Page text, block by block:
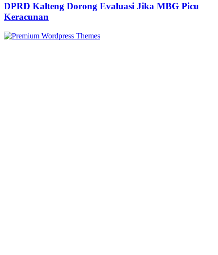
DPRD Kalteng Dorong Evaluasi Jika MBG Picu
Keracunan